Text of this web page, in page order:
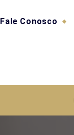
Fale Conosco